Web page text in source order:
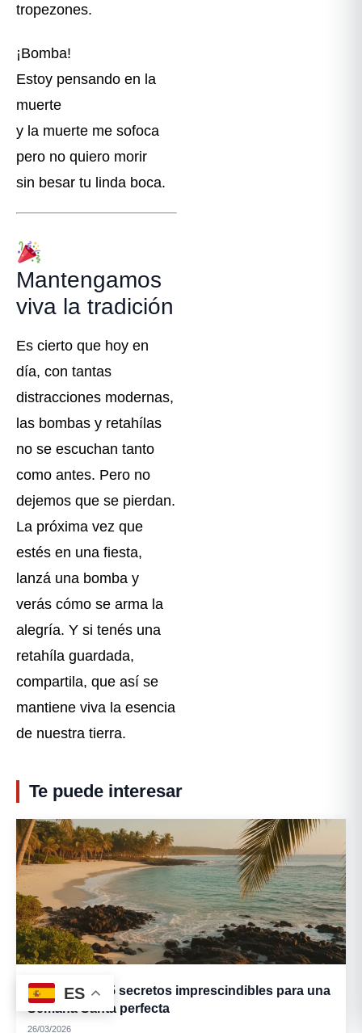
tropezones.
¡Bomba!
Estoy pensando en la
muerte
y la muerte me sofoca
pero no quiero morir
sin besar tu linda boca.
Mantengamos
viva la tradición
Es cierto que hoy en
día, con tantas
distracciones modernas,
las bombas y retahílas
no se escuchan tanto
como antes. Pero no
dejemos que se pierdan.
La próxima vez que
estés en una fiesta,
lanzá una bomba y
verás cómo se arma la
alegría. Y si tenés una
retahíla guardada,
compartila, que así se
mantiene viva la esencia
de nuestra tierra.
Te puede interesar
Guanacaste: 5 secretos imprescindibles para una
Semana Santa perfecta
26/03/2026
ES